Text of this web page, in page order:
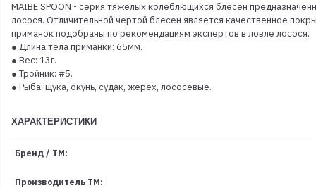
MAIBE SPOON - серия тяжелых колеблющихся блесен
лосося. Отличительной чертой блесен является качественное
приманок подобраны по рекомендациям экспертов в ловле лосося.
● Длина тела приманки: 65мм.
● Вес: 13г.
● Тройник: #5.
● Рыба: щука, окунь, судак, жерех, лососевые.
ХАРАКТЕРИСТИКИ
Бренд / ТМ:
Производитель ТМ: